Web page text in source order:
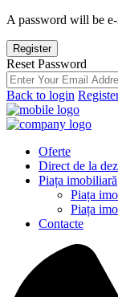
A password will be
Register
Reset Password
Back to login
Oferte
Direct de la
Piața imobiliară
Piața
Piața
Contacte